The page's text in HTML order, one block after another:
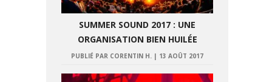
SUMMER SOUND 2017 : UNE
ORGANISATION BIEN HUILÉE
PUBLIÉ PAR CORENTIN H. | 13 AOÛT 2017